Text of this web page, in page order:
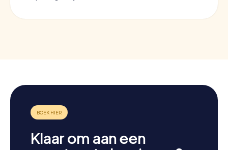
Klaar om aan een